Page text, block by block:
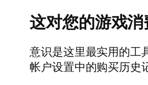
这对您的游戏
意识是这里最实用的工
帐户设置中的购买历史